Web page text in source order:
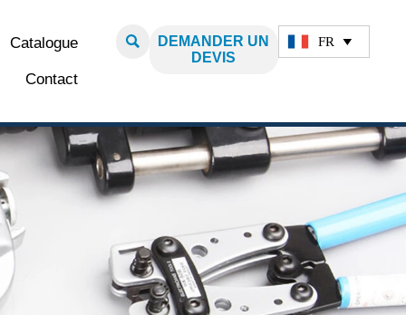
Catalogue
Contact

DEMANDER UN
DEVIS
FR 